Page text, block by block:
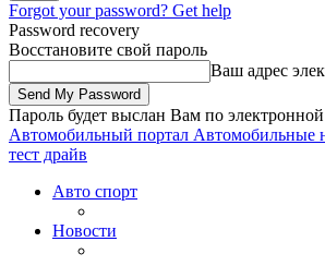
Forgot your password? Get help
Password recovery
Восстановите свой пароль
Ваш адрес
Пароль будет выслан Вам по
Автомобильный портал Автомобильные
тест драйв
Авто спорт
Новости